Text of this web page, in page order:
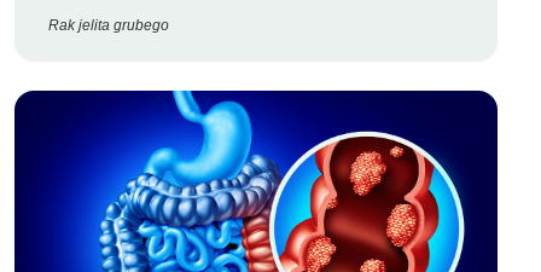
Rak jelita grubego